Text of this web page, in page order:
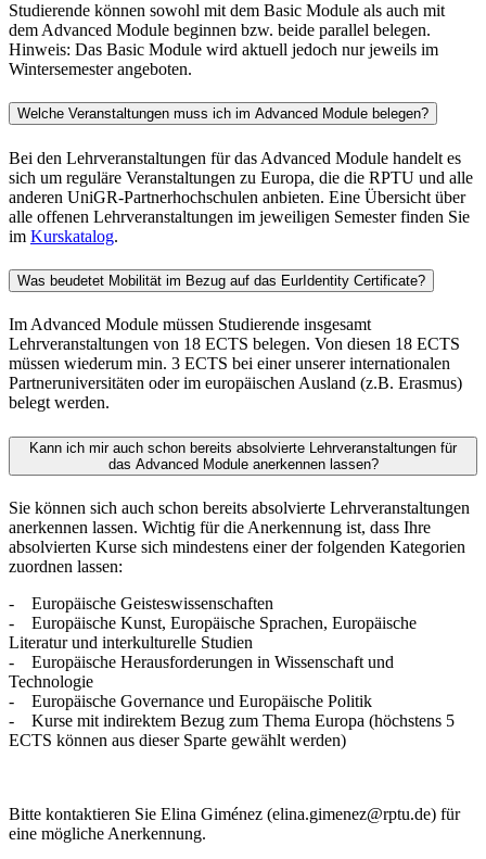
Studierende können sowohl mit dem Basic Module als auch mit
dem Advanced Module beginnen bzw. beide parallel belegen.
Hinweis: Das Basic Module wird aktuell jedoch nur jeweils im
Wintersemester angeboten.
Welche Veranstaltungen muss ich im Advanced Module belegen?
Bei den Lehrveranstaltungen für das Advanced Module handelt es
sich um reguläre Veranstaltungen zu Europa, die die RPTU und alle
anderen UniGR-Partnerhochschulen anbieten. Eine Übersicht über
alle offenen Lehrveranstaltungen im jeweiligen Semester finden Sie
im Kurskatalog.
Was beudetet Mobilität im Bezug auf das EurIdentity Certificate?
Im Advanced Module müssen Studierende insgesamt
Lehrveranstaltungen von 18 ECTS belegen. Von diesen 18 ECTS
müssen wiederum min. 3 ECTS bei einer unserer internationalen
Partneruniversitäten oder im europäischen Ausland (z.B. Erasmus)
belegt werden.
Kann ich mir auch schon bereits absolvierte Lehrveranstaltungen für
das Advanced Module anerkennen lassen?
Sie können sich auch schon bereits absolvierte Lehrveranstaltungen
anerkennen lassen. Wichtig für die Anerkennung ist, dass Ihre
absolvierten Kurse sich mindestens einer der folgenden Kategorien
zuordnen lassen:
- Europäische Geisteswissenschaften
- Europäische Kunst, Europäische Sprachen, Europäische
Literatur und interkulturelle Studien
- Europäische Herausforderungen in Wissenschaft und
Technologie
- Europäische Governance und Europäische Politik
- Kurse mit indirektem Bezug zum Thema Europa (höchstens 5
ECTS können aus dieser Sparte gewählt werden)
Bitte kontaktieren Sie Elina Giménez (elina.gimenez@rptu.de) für
eine mögliche Anerkennung.